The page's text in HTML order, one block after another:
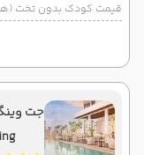
قیمت کودک بدون تخت
جت